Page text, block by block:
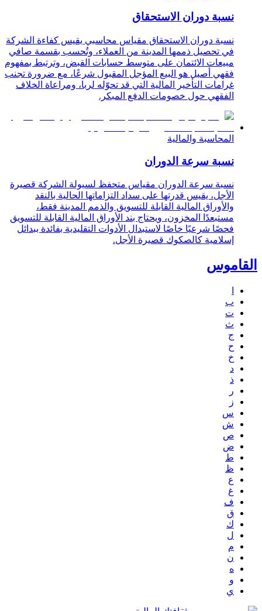
نسبة دوران الاستحقاق
نسبة دوران الاستحقاق مقياس محاسبي يقيس كفاءة الشركة
في تحصيل ذممها المدينة من العملاء، وتُحسب بقسمة صافي
مبيعات الائتمان على متوسط حسابات القبض، وترتبط بمفهوم
فقهي أصيل هو البيع المؤجل المقبول شرعًا، مع ضرورة تجنب
غرامات التأخير المالية التي قد تحوّله لربا، ومراعاة الخلاف
الفقهي حول خصومات الدفع المبكر.
المحاسبة والمالية
نسبة سرعة الدوران
نسبة سرعة الدوران مقياس متحفظ لسيولة الشركة قصيرة
الأجل، يقيس قدرتها على سداد التزاماتها الحالية بالنقد
والأوراق المالية القابلة للتسويق والذمم المدينة فقط،
مستبعدًا المخزون، ويحتاج بند الأوراق المالية القابلة للتسويق
فحصًا شرعيًا خاصًا لاستبدال الأدوات التقليدية بفائدة ببدائل
إسلامية كالصكوك قصيرة الأجل.
القاموس
ب
ت
ث
ج
ح
خ
د
ذ
ر
ز
س
ش
ص
ض
ط
ظ
ع
غ
ف
ق
ك
ل
م
ن
ه
و
ي